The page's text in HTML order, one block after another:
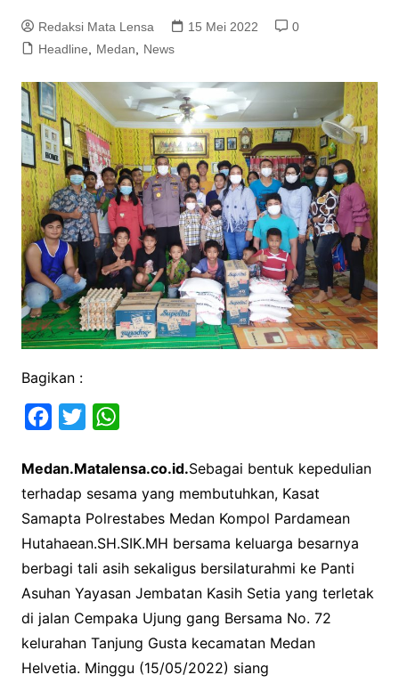
Redaksi Mata Lensa 15 Mei 2022
0
Headline
Medan News
Bagikan :
c
e
b
o
o
k
i
t
t
e
r
a
t
s
A
p
p
Medan.Matalensa.co.id.Sebagai bentuk kepedulian
terhadap sesama yang membutuhkan, Kasat
Samapta Polrestabes Medan Kompol Pardamean
Hutahaean.SH.SIK.MH bersama keluarga besarnya
berbagi tali asih sekaligus bersilaturahmi ke Panti
Asuhan Yayasan Jembatan Kasih Setia yang terletak
di jalan Cempaka Ujung gang Bersama No. 72
kelurahan Tanjung Gusta kecamatan Medan
Helvetia. Minggu (15/05/2022) siang